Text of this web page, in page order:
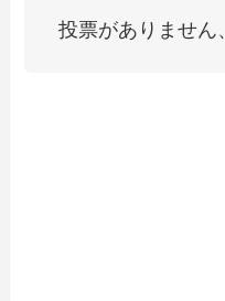
投票がありません